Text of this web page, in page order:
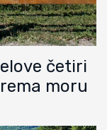
četiri
moru